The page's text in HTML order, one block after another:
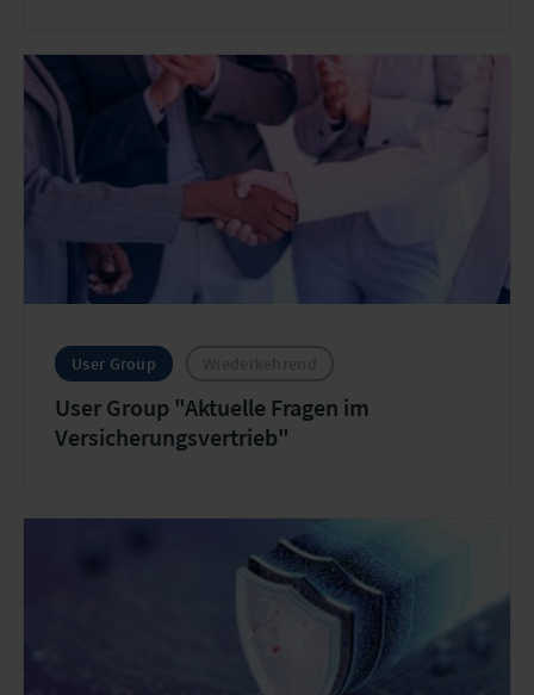
User Group
User Group "Aktuelle Fragen im
Versicherungsvertrieb"